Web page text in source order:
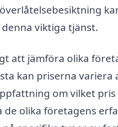
viktiga tjänst.
att jämföra olika
kan priserna variera
om vilket
olika företagens